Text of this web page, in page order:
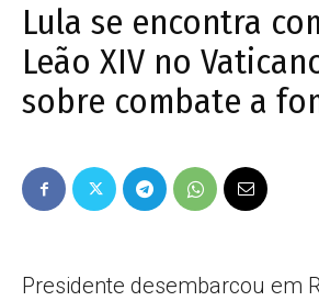
Lula se encontra
Leão XIV no
sobre combate a
Presidente desembarcou em